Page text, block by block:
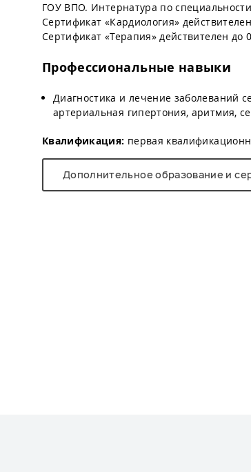
ГОУ ВПО. Интернатура по специальности
Сертификат «Кардиология»
Сертификат «Терапия» действителен до
Профессиональные навыки
​Диагностика и лечение заболеваний
артериальная гипертония, аритмия,
Квалификация: первая
Дополнительное образование и